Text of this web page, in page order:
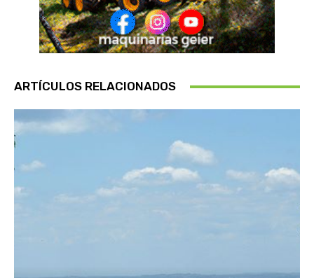
ARTÍCULOS RELACIONADOS